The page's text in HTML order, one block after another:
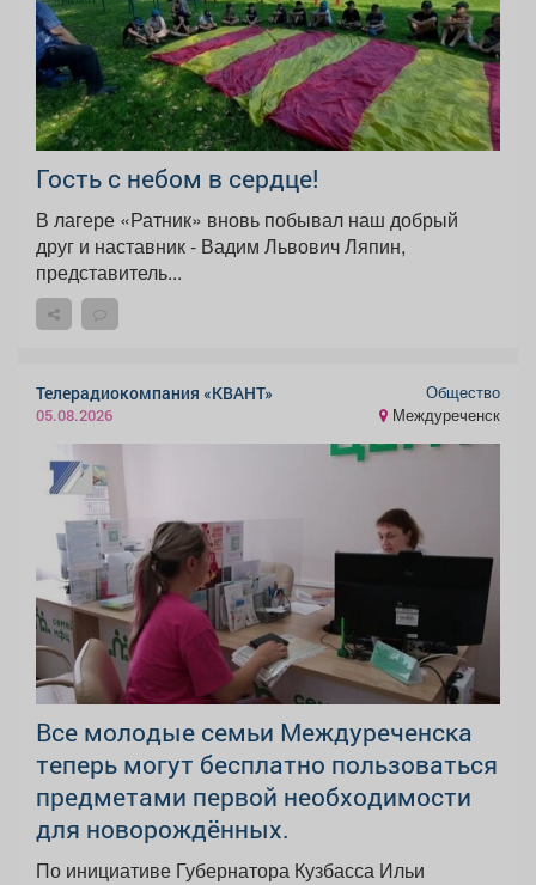
Гость с небом в сердце!
В лагере «Ратник» вновь побывал наш добрый
друг и наставник - Вадим Львович Ляпин,
представитель...
Телерадиокомпания «КВАНТ»
05.08.2026
Общество
Междуреченск
Все молодые семьи Междуреченска
теперь могут бесплатно пользоваться
предметами первой необходимости
для новорождённых.
По инициативе Губернатора Кузбасса Ильи